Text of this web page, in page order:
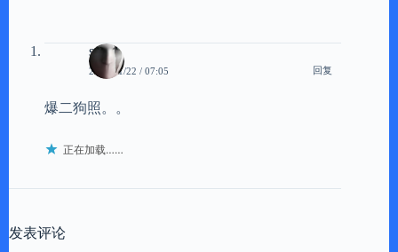
sg
2011/01/22 / 07:05 回复
爆二狗照。。
正在加载……
发表评论